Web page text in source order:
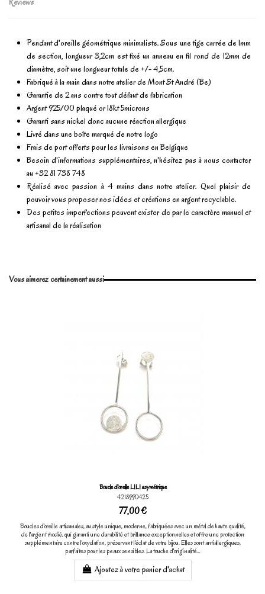
Reviews
Pendant d'oreille géométrique minimaliste. Sous une tige carrée de 1mm
de section, longueur 3,2cm est fixé un anneau en fil rond de 12mm de
diamètre, soit une longueur totale de +/- 4,5cm.
Fabriqué à la main dans notre atelier de Mont St André (Be)
Garantie de 2 ans contre tout défaut de fabrication
Argent 925/00 plaqué or 18kt 5microns
Garanti sans nickel donc aucune réaction allergique
Livré dans une boîte marqué de notre logo
Frais de port offerts pour les livraisons en Belgique
Besoin d'informations supplémentaires, n'hésitez pas à nous contacter
au +32 81 738 748
Réalisé avec passion à 4 mains dans notre atelier. Quel plaisir de
pouvoir vous proposer nos idées et créations en argent recyclable.
Des petites imperfections peuvent exister de par le caractère manuel et
artisanal de la réalisation
Marque
Vous aimerez certainement aussi
Boucle d'oreille LILI asymétrique
4218990425
77,00 €
Boucles d'oreille artisanales, au style unique, moderne, fabriquées avec un métal de haute qualité,
de l'argent rhodié, qui garanti une durabilité et brillance exceptionnelles et offre une protection
supplémentaire contre l'oxydation, préservant l'éclat de votre bijou. Elles sont antiallergiques,
parfaites pour les peaux sensibles. La touche d'originalité...
Ajoutez à votre panier d'achat